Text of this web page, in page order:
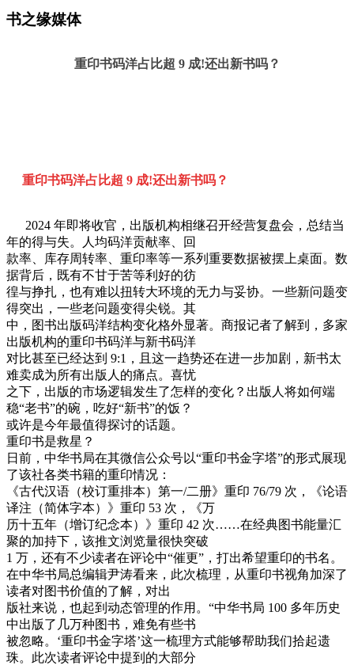
书之缘媒体
重印书码洋占比超 9 成!还出新书吗？
重印书码洋占比超 9 成!还出新书吗？
2024 年即将收官，出版机构相继召开经营复盘会，总结当
年的得与失。人均码洋贡献率、回
款率、库存周转率、重印率等一系列重要数据被摆上桌面。数
据背后，既有不甘于苦等利好的彷
徨与挣扎，也有难以扭转大环境的无力与妥协。一些新问题变
得突出，一些老问题变得尖锐。其
中，图书出版码洋结构变化格外显著。商报记者了解到，多家
出版机构的重印书码洋与新书码洋
对比甚至已经达到 9:1，且这一趋势还在进一步加剧，新书太
难卖成为所有出版人的痛点。喜忧
之下，出版的市场逻辑发生了怎样的变化？出版人将如何端
稳“老书”的碗，吃好“新书”的饭？
或许是今年最值得探讨的话题。
重印书是救星？
日前，中华书局在其微信公众号以“重印书金字塔”的形式展现
了该社各类书籍的重印情况：
《古代汉语（校订重排本）第一/二册》重印 76/79 次，《论语
译注（简体字本）》重印 53 次，《万
历十五年（增订纪念本）》重印 42 次……在经典图书能量汇
聚的加持下，该推文浏览量很快突破
1 万，还有不少读者在评论中“催更”，打出希望重印的书名。
在中华书局总编辑尹涛看来，此次梳理，从重印书视角加深了
读者对图书价值的了解，对出
版社来说，也起到动态管理的作用。“中华书局 100 多年历史
中出版了几万种图书，难免有些书
被忽略。‘重印书金字塔’这一梳理方式能够帮助我们拾起遗
珠。此次读者评论中提到的大部分